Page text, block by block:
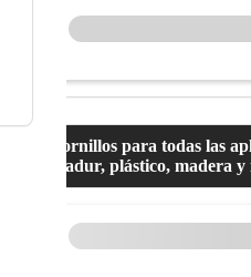
Tornillos para todas las
pladur, plástico, madera y